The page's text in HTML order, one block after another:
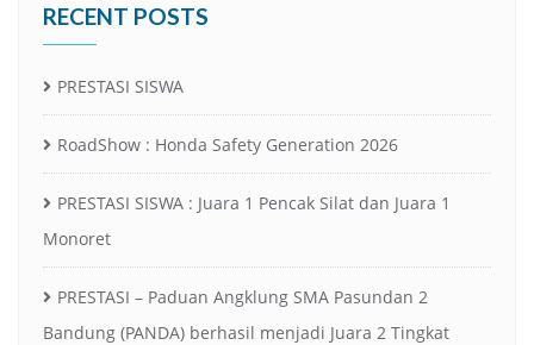
RECENT POSTS
PRESTASI SISWA
RoadShow : Honda Safety Generation 2026
PRESTASI SISWA : Juara 1 Pencak Silat dan Juara 1
Monoret
PRESTASI – Paduan Angklung SMA Pasundan 2
Bandung (PANDA) berhasil menjadi Juara 2 Tingkat